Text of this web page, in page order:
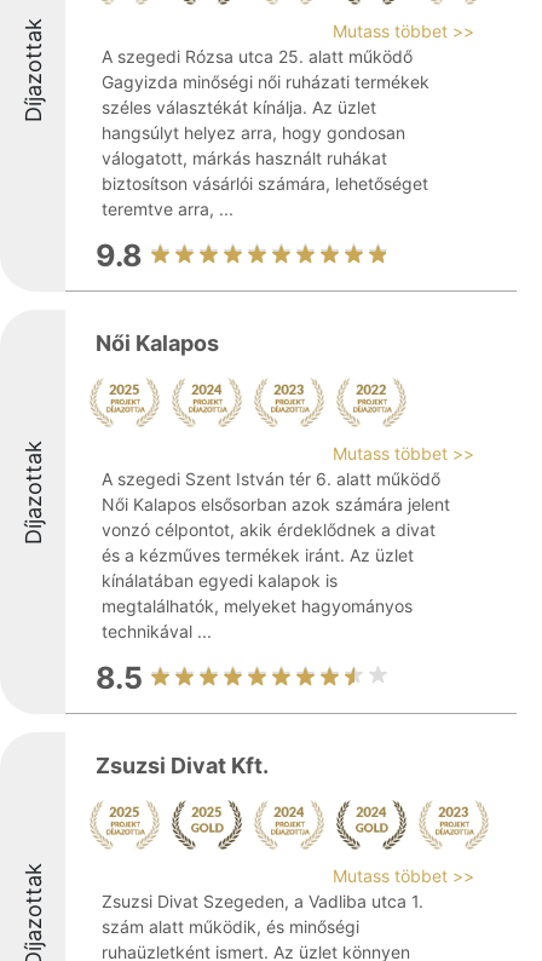
Díjazottak
Mutass többet >>
A szegedi Rózsa utca 25. alatt működő
Gagyizda minőségi női ruházati termékek
széles választékát kínálja. Az üzlet
hangsúlyt helyez arra, hogy gondosan
válogatott, márkás használt ruhákat
biztosítson vásárlói számára, lehetőséget
teremtve arra, ...
9.8
Díjazottak
Női Kalapos
Mutass többet >>
A szegedi Szent István tér 6. alatt működő
Női Kalapos elsősorban azok számára jelent
vonzó célpontot, akik érdeklődnek a divat
és a kézműves termékek iránt. Az üzlet
kínálatában egyedi kalapok is
megtalálhatók, melyeket hagyományos
technikával ...
8.5
Díjazottak
Zsuzsi Divat Kft.
Mutass többet >>
Zsuzsi Divat Szegeden, a Vadliba utca 1.
szám alatt működik, és minőségi
ruhaüzletként ismert. Az üzlet könnyen